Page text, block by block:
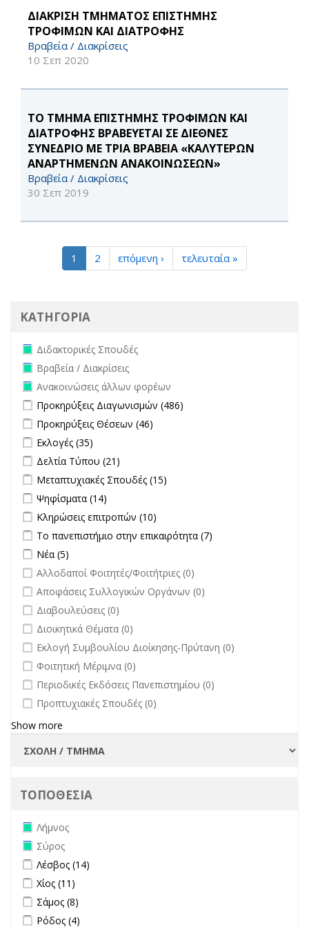
ΔΙΑΚΡΙΣΗ ΤΜΗΜΑΤΟΣ ΕΠΙΣΤΗΜΗΣ
ΤΡΟΦΙΜΩΝ ΚΑΙ ΔΙΑΤΡΟΦΗΣ
Βραβεία / Διακρίσεις
10 Σεπ 2020
ΤΟ ΤΜΗΜΑ ΕΠΙΣΤΗΜΗΣ ΤΡΟΦΙΜΩΝ ΚΑΙ
ΔΙΑΤΡΟΦΗΣ ΒΡΑΒΕΥΕΤΑΙ ΣΕ ΔΙΕΘΝΕΣ
ΣΥΝΕΔΡΙΟ ME ΤΡΙΑ ΒΡΑΒΕΙΑ «ΚΑΛΥΤΕΡΩΝ
ΑΝΑΡΤΗΜΕΝΩΝ ΑΝΑΚΟΙΝΩΣΕΩΝ»
Βραβεία / Διακρίσεις
30 Σεπ 2019
1 2 επόμενη › τελευταία »
ΚΑΤΗΓΟΡΙΑ
Remove Διδακτορικές Σπουδές filter
Διδακτορικές Σπουδές
Remove Βραβεία / Διακρίσεις filter
Βραβεία / Διακρίσεις
Remove Ανακοινώσεις άλλων φορέων filter
Ανακοινώσεις άλλων φορέων
Apply Προκηρύξεις Διαγωνισμών filter
Προκηρύξεις Διαγωνισμών (486)
Apply Προκηρύξεις Θέσεων filter
Προκηρύξεις Θέσεων (46)
Apply Εκλογές filter
Εκλογές (35)
Apply Δελτία Τύπου filter
Δελτία Τύπου (21)
Apply Μεταπτυχιακές Σπουδές filter
Μεταπτυχιακές Σπουδές (15)
Apply Ψηφίσματα filter
Ψηφίσματα (14)
Apply Κληρώσεις επιτροπών filter
Κληρώσεις επιτροπών (10)
Apply Το πανεπιστήμιο στην επικαιρότητα filter
Το πανεπιστήμιο στην επικαιρότητα (7)
Apply Νέα filter
Νέα (5)
undefined
Αλλοδαποί Φοιτητές/Φοιτήτριες (0)
undefined
Αποφάσεις Συλλογικών Οργάνων (0)
undefined
Διαβουλεύσεις (0)
undefined
Διοικητικά Θέματα (0)
undefined
Εκλογή Συμβουλίου Διοίκησης-Πρύτανη (0)
undefined
Φοιτητική Μέριμνα (0)
undefined
Περιοδικές Εκδόσεις Πανεπιστημίου (0)
undefined
Προπτυχιακές Σπουδές (0)
Show more
ΤΟΠΟΘΕΣΙΑ
Remove Λήμνος filter
Λήμνος
Remove Σύρος filter
Σύρος
Apply Λέσβος filter
Λέσβος (14)
Apply Χίος filter
Χίος (11)
Apply Σάμος filter
Σάμος (8)
Apply Ρόδος filter
Ρόδος (4)